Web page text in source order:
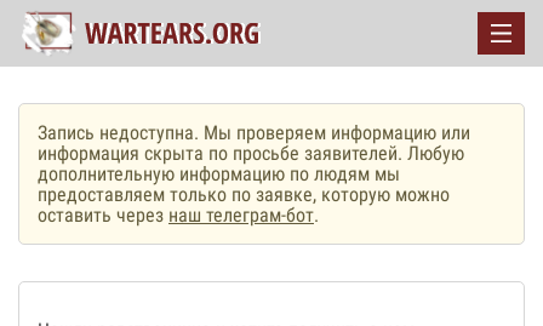
Запись недоступна. Мы проверяем информацию или
информация скрыта по просьбе заявителей. Любую
дополнительную информацию по людям мы
предоставляем только по заявке, которую можно
оставить через наш телеграм-бот.